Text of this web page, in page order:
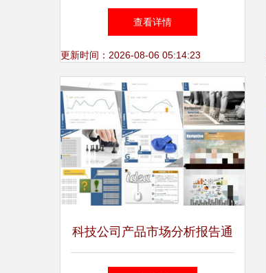
务 专业引领，技术赋能
查看详情
更新时间：2026-08-06 05:14:23
科技公司产品市场分析报告通